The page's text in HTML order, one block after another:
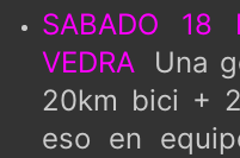
SABADO 18
VEDRA
Una
20km bici +
eso en